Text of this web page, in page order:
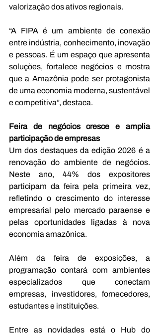
valorização dos ativos regionais.
“A FIPA é um ambiente de conexão
entre indústria, conhecimento, inovação
e pessoas. É um espaço que apresenta
soluções, fortalece negócios e mostra
que a Amazônia pode ser protagonista
de uma economia moderna, sustentável
e competitiva”, destaca.
Feira de negócios cresce e amplia
participação de empresas
Um dos destaques da edição 2026 é a
renovação do ambiente de negócios.
Neste ano, 44% dos expositores
participam da feira pela primeira vez,
refletindo o crescimento do interesse
empresarial pelo mercado paraense e
pelas oportunidades ligadas à nova
economia amazônica.
Além da feira de exposições, a
programação contará com ambientes
especializados que conectam
empresas, investidores, fornecedores,
estudantes e instituições.
Entre as novidades está o Hub do